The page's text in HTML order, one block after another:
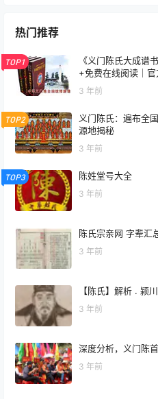
热门推荐
TOP1
《义门陈氏大成谱
+免费在线阅读｜
3 年前
TOP2
义门陈氏：遍布全
源地揭秘
3 年前
TOP3 陈姓堂号大全
3 年前
陈氏宗亲网 字辈汇
3 年前
【陈氏】解析 . 颍
3 年前
深度分析，义门陈
3 年前